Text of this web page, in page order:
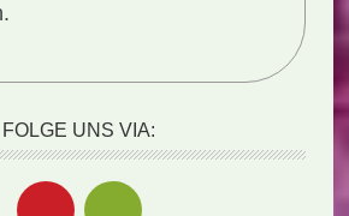
FOLGE UNS VIA: